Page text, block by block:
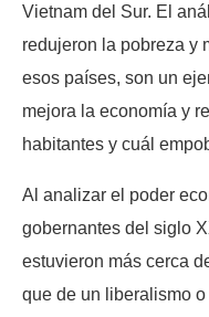
Vietnam del Sur. El
redujeron la pobreza y
esos países, son un
mejora la economía y
habitantes y cuál
Al analizar el poder
gobernantes del siglo
estuvieron más cerca
que de un liberalismo